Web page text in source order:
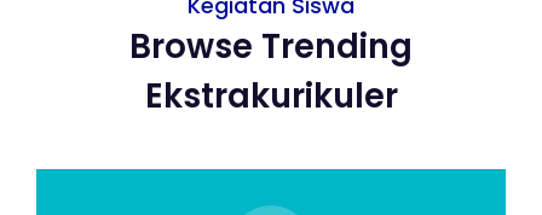
Browse Trending
Ekstrakurikuler